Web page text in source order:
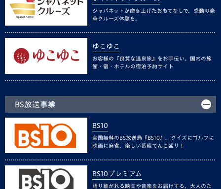
ジャパネットが磨き上げたおもてなしで、感動の豪
華クルーズ体験を。
ゆこゆこ
お客様の『良質な温泉旅』をお手伝い。国内の旅
館・宿・ホテルの宿泊予約サイト
BS放送事業
BS10
全国無料のBS放送局『BS10』。クイズにゴルフに
映画に麻雀、楽しい番組てんこ盛り！
BS10プレミアム
語り継がれる映画や音楽をお届けする、大人のた